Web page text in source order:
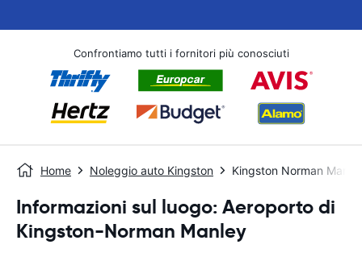
Confrontiamo tutti i fornitori più conosciuti
Home Noleggio auto Kingston Kingston Norman
Informazioni sul luogo: Aeroporto di
Kingston-Norman Manley